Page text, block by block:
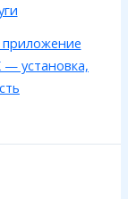
установка,